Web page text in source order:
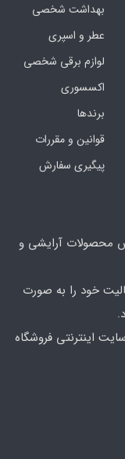
بهداشت شخصی
عطر و اسپری
لوازم برقی شخصی
اکسسوری
برندها
قوانین و مقررات
پیگیری سفارش
محصولات آرایشی و
خود را به صورت
اینترنتی فروشگاه